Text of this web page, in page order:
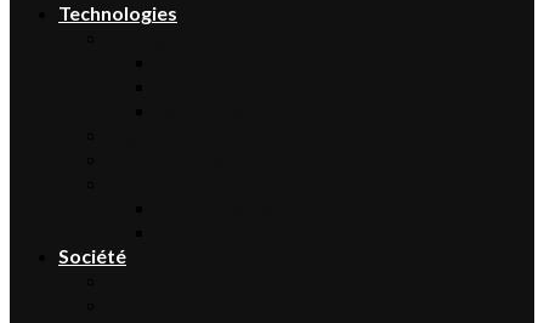
Technologies
Société